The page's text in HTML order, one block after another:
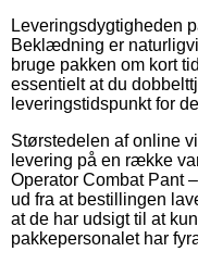
Leveringsdygtigheden
Beklædning er
bruge pakken om kort
essentielt at du
leveringstidspunkt for
Størstedelen af online
levering på en række
Operator Combat Pant
ud fra at bestillingen
at de har udsigt til at
pakkepersonalet har